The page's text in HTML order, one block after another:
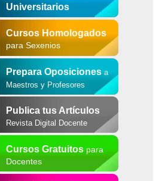
Universitarios
Cursos Homologados
para Sexenios
Prepara Oposiciones a
Maestros y Profesores
Publica tus Artículos
Revista Digital Docente
Cursos Gratuitospara
Docentes